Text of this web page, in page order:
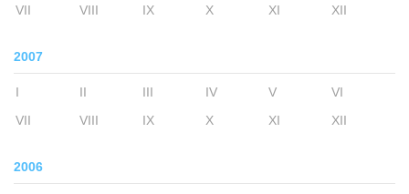
VII
VIII IX X XI XII
2007
I II III IV V
VI
VII
VIII IX X XI XII
2006